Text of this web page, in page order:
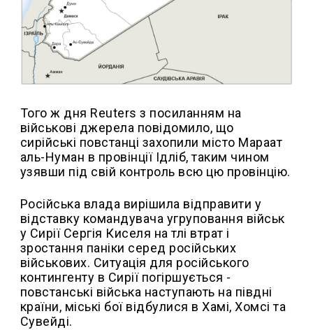
Того ж дня Reuters з посиланням на
військові джерела повідомило, що
сирійські повстанці захопили місто Мараат
аль-Нуман в провінції Ідліб, таким чином
узявши під свій контроль всю цю провінцію.
Російська влада вирішила відправити у
відставку командувача угруповання військ
у Сирії Сергія Киселя на тлі втрат і
зростання паніки серед російських
військових. Ситуація для російського
контингенту в Сирії погіршується -
повстанські війська наступають на півдні
країни, міські бої відбулися в Хамі, Хомсі та
Сувейді.